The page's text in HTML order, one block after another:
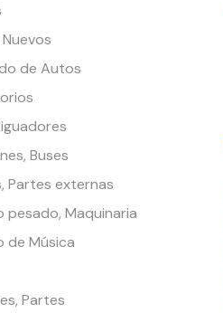
de Autos
Buses
Partes externas
pesado, Maquinaria
de Música
Partes